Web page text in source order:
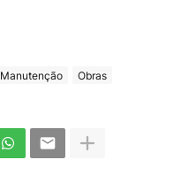
Manutenção
Obras